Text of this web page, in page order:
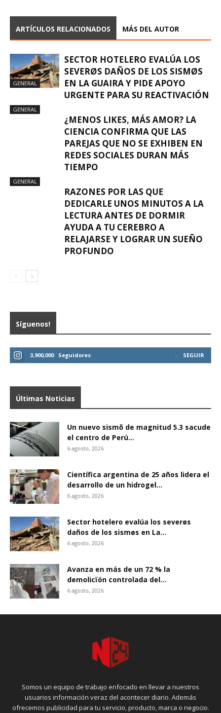
ARTÍCULOS RELACIONADOS MÁS DEL AUTOR
GENERAL
SECTOR HOTELERO EVALÚA LOS
SEVERØS DAÑOS DE LOS SISMØS
EN LA GUAIRA Y PIDE APOYO
URGENTE PARA SU REACTIVACIÓN
GENERAL
¿MENOS LIKES, MÁS AMOR? LA
CIENCIA CONFIRMA QUE LAS
PAREJAS QUE NO SE EXHIBEN EN
REDES SOCIALES DURAN MÁS
TIEMPO
GENERAL
RAZONES POR LAS QUE
DEDICARLE UNOS MINUTOS A LA
LECTURA ANTES DE DORMIR
AYUDA A TU CEREBRO A
RELAJARSE Y LOGRAR UN SUEÑO
PROFUNDO
Síguenos!
3,900,000 Seguidores SEGUIR
Últimas Noticias
Un nuevo sismõ de magnitud 5.3 sacude
el centro de Perú...
6 agosto, 2026
Científica argentina de 25 años lidera el
desarrollo de un hidrogel...
6 agosto, 2026
Sector hotelero evalúa los severøs
daños de los sismøs en La...
6 agosto, 2026
Avanza en más de un 72 % la
demolicïón controlada del...
6 agosto, 2026
Somos un equipo de trabajo enfocado en llevar a nuestros
usuarios información veraz del acontecer diario. Además
ofrecemos publicidad para tu servicio, producto, marca o negocio.